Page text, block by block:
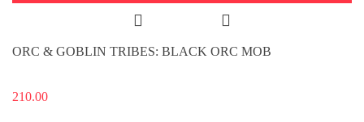
ORC & GOBLIN TRIBES: BLACK ORC MOB
210.00